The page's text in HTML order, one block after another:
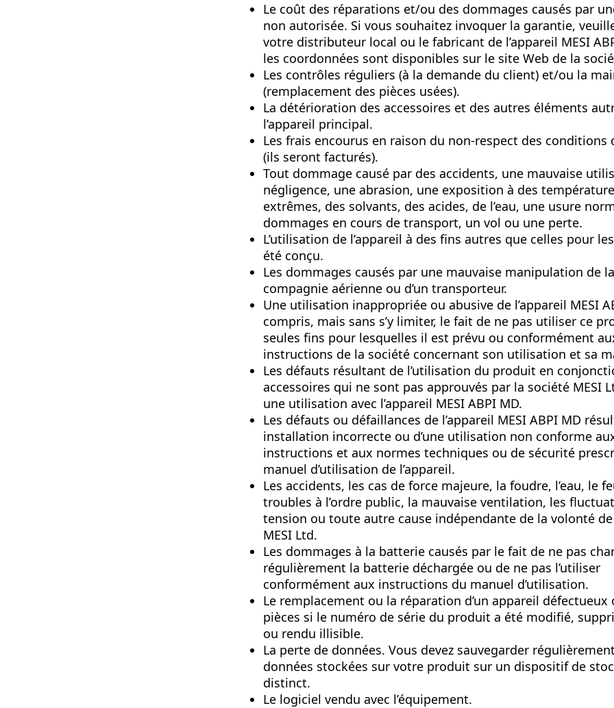
Le coût des réparations et/ou des dommages causés par
non autorisée. Si vous souhaitez invoquer la garantie,
votre distributeur local ou le fabricant de l’appareil MESI
les coordonnées sont disponibles sur le site Web de la
Les contrôles réguliers (à la demande du client) et/ou la
(remplacement des pièces usées).
La détérioration des accessoires et des autres éléments
l’appareil principal.
Les frais encourus en raison du non-respect des conditions
(ils seront facturés).
Tout dommage causé par des accidents, une mauvaise
négligence, une abrasion, une exposition à des
extrêmes, des solvants, des acides, de l’eau, une usure
dommages en cours de transport, un vol ou une perte.
L’utilisation de l’appareil à des fins autres que celles pour
été conçu.
Les dommages causés par une mauvaise manipulation de
compagnie aérienne ou d’un transporteur.
Une utilisation inappropriée ou abusive de l’appareil MESI
compris, mais sans s’y limiter, le fait de ne pas utiliser ce
seules fins pour lesquelles il est prévu ou conformément
instructions de la société concernant son utilisation et sa
Les défauts résultant de l’utilisation du produit en
accessoires qui ne sont pas approuvés par la société MESI
une utilisation avec l’appareil MESI ABPI MD.
Les défauts ou défaillances de l’appareil MESI ABPI MD
installation incorrecte ou d’une utilisation non conforme
instructions et aux normes techniques ou de sécurité
manuel d’utilisation de l’appareil.
Les accidents, les cas de force majeure, la foudre, l’eau, le
troubles à l’ordre public, la mauvaise ventilation, les
tension ou toute autre cause indépendante de la volonté
MESI Ltd.
Les dommages à la batterie causés par le fait de ne pas
régulièrement la batterie déchargée ou de ne pas l’utiliser
conformément aux instructions du manuel d’utilisation.
Le remplacement ou la réparation d’un appareil défectueux
pièces si le numéro de série du produit a été modifié,
ou rendu illisible.
La perte de données. Vous devez sauvegarder
données stockées sur votre produit sur un dispositif de
distinct.
Le logiciel vendu avec l’équipement.